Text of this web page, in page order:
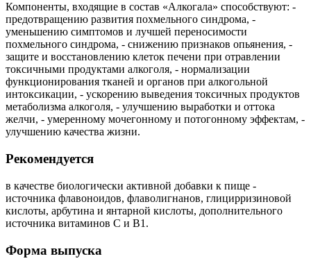
Компоненты, входящие в состав «Алкогала» способствуют: -
предотвращению развития похмельного синдрома, -
уменьшению симптомов и лучшей переносимости
похмельного синдрома, - снижению признаков опьянения, -
защите и восстановлению клеток печени при отравлении
токсичными продуктами алкоголя, - нормализации
функционирования тканей и органов при алкогольной
интоксикации, - ускорению выведения токсичных продуктов
метаболизма алкоголя, - улучшению выработки и оттока
желчи, - умеренному мочегонному и потогонному эффектам, -
улучшению качества жизни.
Рекомендуется
в качестве биологически активной добавки к пище -
источника флавоноидов, флаволигнанов, глицирризиновой
кислоты, арбутина и янтарной кислоты, дополнительного
источника витаминов C и B1.
Форма выпуска